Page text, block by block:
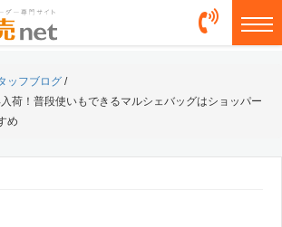
ッフブログ /
荷！普段使いもできるマルシェバッグはショッパー
め